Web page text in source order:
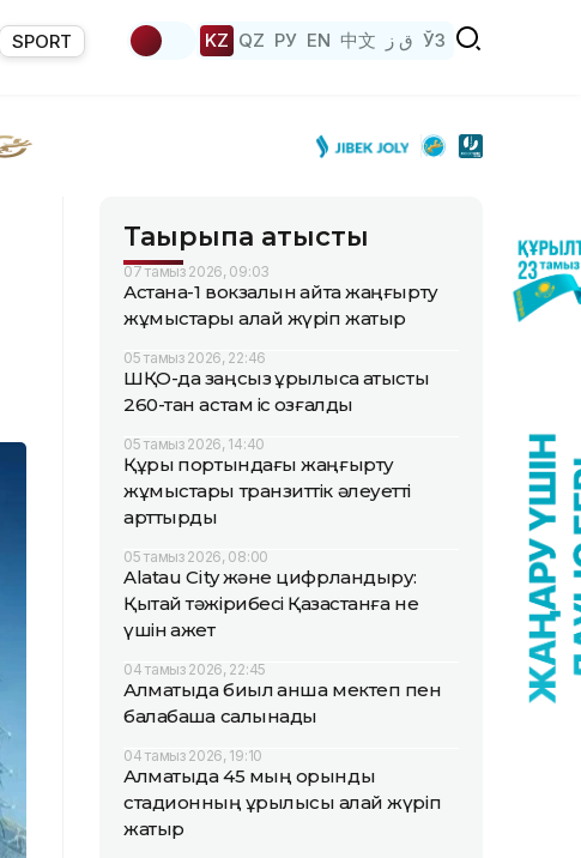
SPORT KZ QZ РУ EN 中文 ق ز ЎЗ
Тақырыпқа қатысты
07 тамыз 2026, 09:03
Астана-1 вокзалын қайта жаңғырту
жұмыстары қалай жүріп жатыр
05 тамыз 2026, 22:46
ШҚО-да заңсыз құрылысқа қатысты
260-тан астам іс қозғалды
05 тамыз 2026, 14:40
Құрық портындағы жаңғырту
жұмыстары транзиттік әлеуетті
арттырды
05 тамыз 2026, 08:00
Alatau City және цифрландыру:
Қытай тәжірибесі Қазақстанға не
үшін қажет
04 тамыз 2026, 22:45
Алматыда биыл қанша мектеп пен
балабақша салынады
04 тамыз 2026, 19:10
Алматыда 45 мың орындық
стадионның құрылысы қалай жүріп
жатыр